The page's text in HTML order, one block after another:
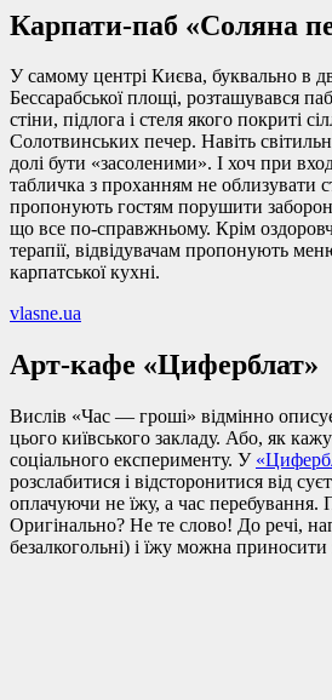
Карпати-паб «Соляна
У самому центрі Києва, буквально в
Бессарабської площі, розташувався паб
стіни, підлога і стеля якого покриті
Солотвинських печер. Навіть
долі бути «засоленими». І хоч при
табличка з проханням не облизувати
пропонують гостям порушити
що все по-справжньому. Крім
терапії, відвідувачам пропонують
карпатської кухні.
vlasne.ua
Арт-кафе «Циферблат»
Вислів «Час — гроші» відмінно
цього київського закладу. Або, як
соціального експерименту. У
розслабитися і відсторонитися від
оплачуючи не їжу, а час
Оригінально? Не те слово! До речі,
безалкогольні) і їжу можна